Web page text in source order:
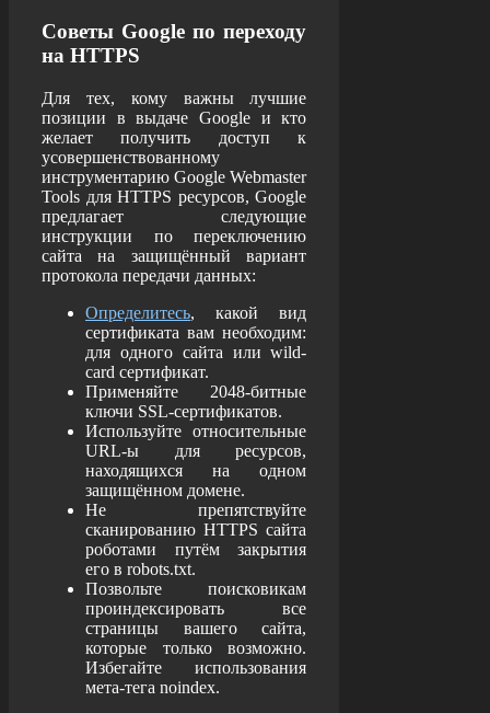
Советы Google по переходу
на HTTPS
Для тех, кому важны лучшие
позиции в выдаче Google и кто
желает получить доступ к
усовершенствованному
инструментарию Google Webmaster
Tools для HTTPS ресурсов, Google
предлагает следующие
инструкции по переключению
сайта на защищённый вариант
протокола передачи данных:
Определитесь, какой вид
сертификата вам необходим:
для одного сайта или wild-
card сертификат.
Применяйте 2048-битные
ключи SSL-сертификатов.
Используйте относительные
URL-ы для ресурсов,
находящихся на одном
защищённом домене.
Не препятствуйте
сканированию HTTPS сайта
роботами путём закрытия
его в robots.txt.
Позвольте поисковикам
проиндексировать все
страницы вашего сайта,
которые только возможно.
Избегайте использования
мета-тега noindex.